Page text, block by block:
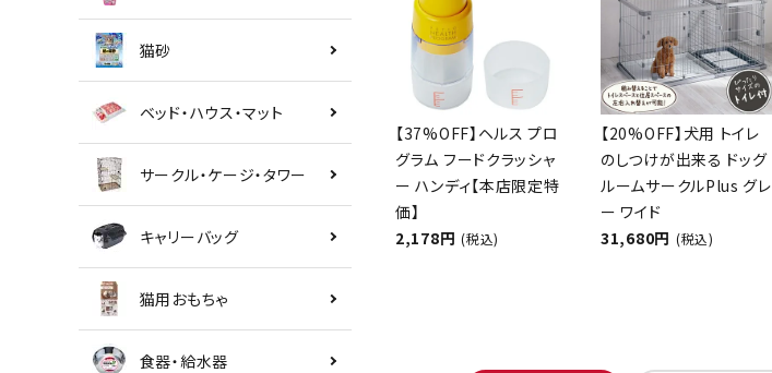
猫砂
ベッド・ハウス・マット
サークル・ケージ・タワー
キャリーバッグ
猫用おもちゃ
食器・給水器
【37%OFF】ヘルス プロ
グラム フードクラッシャ
ー ハンディ【本店限定特
価】
2,178円 (税込)
【20%OFF】犬用 トイレ
のしつけが出来る ドッグ
ルームサークルPlus グレ
ー ワイド
31,680円 (税込)